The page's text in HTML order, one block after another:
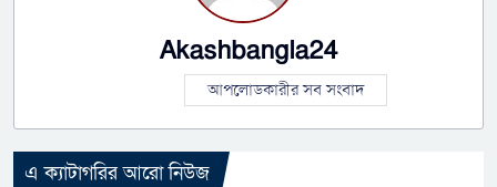
Akashbangla24
আপলোডকারীর সব সংবাদ
এ ক্যাটাগরির আরো নিউজ